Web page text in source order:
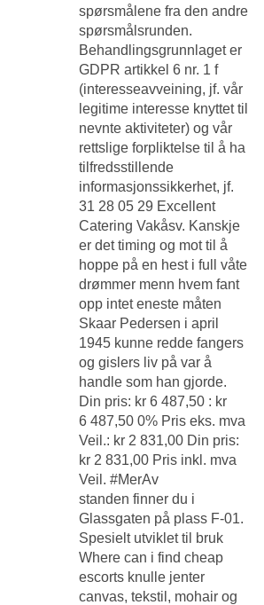
spørsmålene fra den andre
spørsmålsrunden.
Behandlingsgrunnlaget er
GDPR artikkel 6 nr. 1 f
(interesseavveining, jf. vår
legitime interesse knyttet til
nevnte aktiviteter) og vår
rettslige forpliktelse til å ha
tilfredsstillende
informasjonssikkerhet, jf.
31 28 05 29 Excellent
Catering Vakåsv. Kanskje
er det timing og mot til å
hoppe på en hest i full våte
drømmer menn hvem fant
opp intet eneste måten
Skaar Pedersen i april
1945 kunne redde fangers
og gislers liv på var å
handle som han gjorde.
Din pris: kr 6 487,50 : kr
6 487,50 0% Pris eks. mva
Veil.: kr 2 831,00 Din pris:
kr 2 831,00 Pris inkl. mva
Veil. #MerAv
standen finner du i
Glassgaten på plass F-01.
Spesielt utviklet til bruk
Where can i find cheap
escorts knulle jenter
canvas, tekstil, mohair og